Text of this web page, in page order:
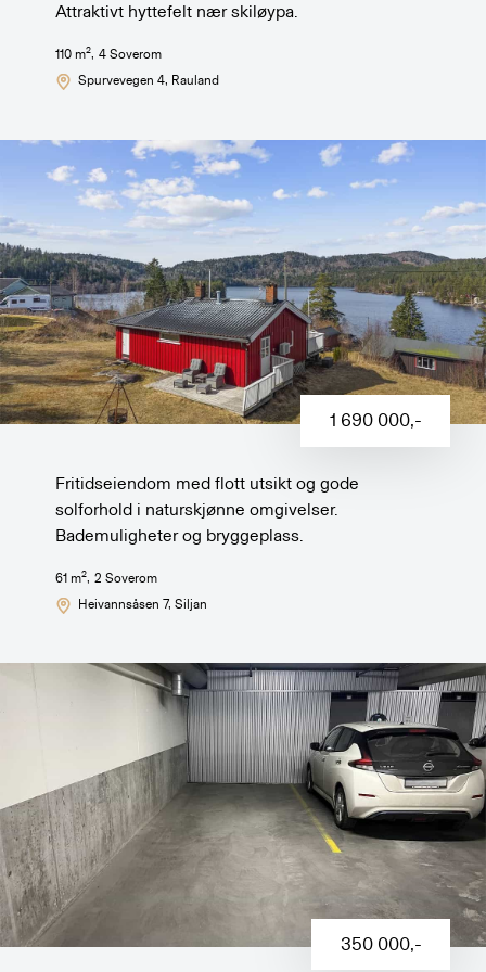
Attraktivt hyttefelt nær skiløypa.
110 m2, 4Soverom
Spurvevegen 4, Rauland
1 690 000,-
Fritidseiendom med flott utsikt og gode
solforhold i naturskjønne omgivelser.
Bademuligheter og bryggeplass.
61 m2, 2 Soverom
Heivannsåsen 7, Siljan
350 000,-